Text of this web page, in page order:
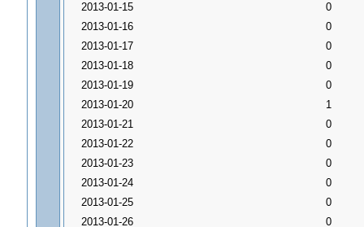
2013-01-15
0
2013-01-16
0
2013-01-17
0
2013-01-18
0
2013-01-19
0
2013-01-20
1
2013-01-21
0
2013-01-22
0
2013-01-23
0
2013-01-24
0
2013-01-25
0
2013-01-26
0